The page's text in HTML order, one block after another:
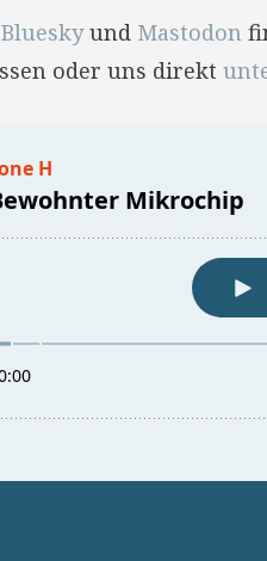
Blueskyund Mastodon
oder uns direkt